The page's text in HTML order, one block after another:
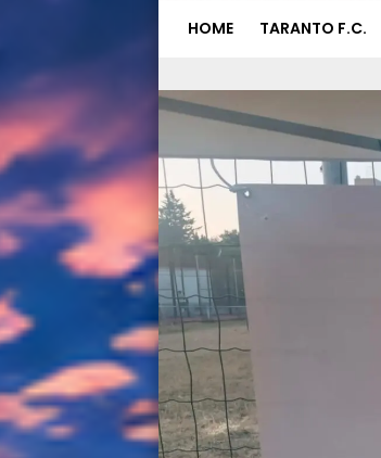
HOME TARANTO F.C.